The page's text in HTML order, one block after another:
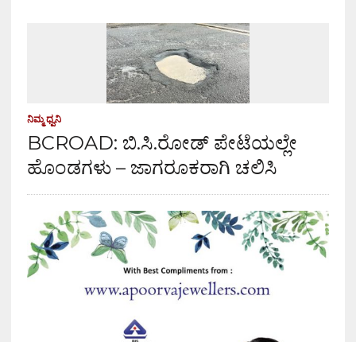
ನಿಮ್ಮ ಧ್ವನಿ
BCROAD: ಬಿ.ಸಿ.ರೋಡ್ ಪೇಟೆಯಲ್ಲೇ
ಹೊಂಡಗಳು – ಜಾಗರೂಕರಾಗಿ ಚಲಿಸಿ